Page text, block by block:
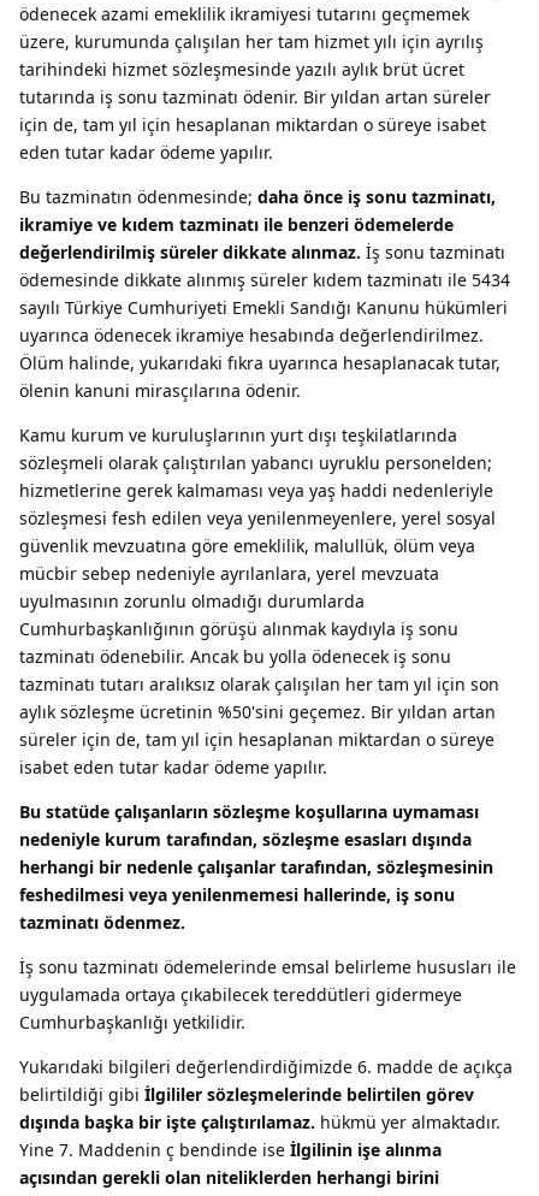
ödenecek azami emeklilik ikramiyesi tutarını geçmemek
üzere, kurumunda çalışılan her tam hizmet yılı için ayrılış
tarihindeki hizmet sözleşmesinde yazılı aylık brüt ücret
tutarında iş sonu tazminatı ödenir. Bir yıldan artan süreler
için de, tam yıl için hesaplanan miktardan o süreye isabet
eden tutar kadar ödeme yapılır.
Bu tazminatın ödenmesinde; daha önce iş sonu tazminatı,
ikramiye ve kıdem tazminatı ile benzeri ödemelerde
değerlendirilmiş süreler dikkate alınmaz. İş sonu tazminatı
ödemesinde dikkate alınmış süreler kıdem tazminatı ile 5434
sayılı Türkiye Cumhuriyeti Emekli Sandığı Kanunu hükümleri
uyarınca ödenecek ikramiye hesabında değerlendirilmez.
Ölüm halinde, yukarıdaki fıkra uyarınca hesaplanacak tutar,
ölenin kanuni mirasçılarına ödenir.
Kamu kurum ve kuruluşlarının yurt dışı teşkilatlarında
sözleşmeli olarak çalıştırılan yabancı uyruklu personelden;
hizmetlerine gerek kalmaması veya yaş haddi nedenleriyle
sözleşmesi fesh edilen veya yenilenmeyenlere, yerel sosyal
güvenlik mevzuatına göre emeklilik, malullük, ölüm veya
mücbir sebep nedeniyle ayrılanlara, yerel mevzuata
uyulmasının zorunlu olmadığı durumlarda
Cumhurbaşkanlığının görüşü alınmak kaydıyla iş sonu
tazminatı ödenebilir. Ancak bu yolla ödenecek iş sonu
tazminatı tutarı aralıksız olarak çalışılan her tam yıl için son
aylık sözleşme ücretinin %50'sini geçemez. Bir yıldan artan
süreler için de, tam yıl için hesaplanan miktardan o süreye
isabet eden tutar kadar ödeme yapılır.
Bu statüde çalışanların sözleşme koşullarına uymaması
nedeniyle kurum tarafından, sözleşme esasları dışında
herhangi bir nedenle çalışanlar tarafından, sözleşmesinin
feshedilmesi veya yenilenmemesi hallerinde, iş sonu
tazminatı ödenmez.
İş sonu tazminatı ödemelerinde emsal belirleme hususları ile
uygulamada ortaya çıkabilecek tereddütleri gidermeye
Cumhurbaşkanlığı yetkilidir.
Yukarıdaki bilgileri değerlendirdiğimizde 6. madde de açıkça
belirtildiği gibi İlgililer sözleşmelerinde belirtilen görev
dışında başka bir işte çalıştırılamaz. hükmü yer almaktadır.
Yine 7. Maddenin ç bendinde ise İlgilinin işe alınma
açısından gerekli olan niteliklerden herhangi birini